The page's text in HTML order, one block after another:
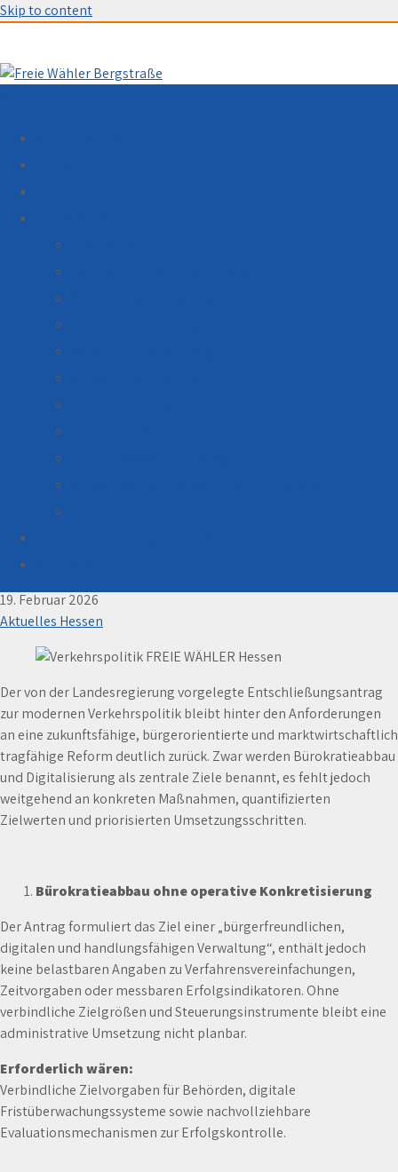
Skip to content
Hessens Verkehrspolitik: Ziele formuliert,
Umsetzung offen
19. Februar 2026
Aktuelles Hessen
Der von der Landesregierung vorgelegte Entschließungsantrag
zur modernen Verkehrspolitik bleibt hinter den Anforderungen
an eine zukunftsfähige, bürgerorientierte und marktwirtschaftlich
tragfähige Reform deutlich zurück. Zwar werden Bürokratieabbau
und Digitalisierung als zentrale Ziele benannt, es fehlt jedoch
weitgehend an konkreten Maßnahmen, quantifizierten
Zielwerten und priorisierten Umsetzungsschritten.
Bürokratieabbau ohne operative Konkretisierung
Der Antrag formuliert das Ziel einer „bürgerfreundlichen,
digitalen und handlungsfähigen Verwaltung“, enthält jedoch
keine belastbaren Angaben zu Verfahrensvereinfachungen,
Zeitvorgaben oder messbaren Erfolgsindikatoren. Ohne
verbindliche Zielgrößen und Steuerungsinstrumente bleibt eine
administrative Umsetzung nicht planbar.
Erforderlich wären:
Verbindliche Zielvorgaben für Behörden, digitale
Fristüberwachungssysteme sowie nachvollziehbare
Evaluationsmechanismen zur Erfolgskontrolle.